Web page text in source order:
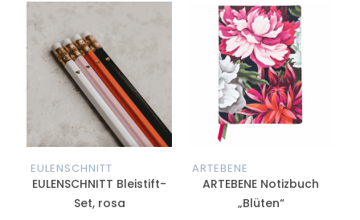
EULENSCHNITT
EULENSCHNITT Bleistift-
Set, rosa
ARTEBENE
ARTEBENE Notizbuch
„Blüten“